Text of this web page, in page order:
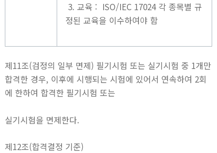
3. 교육 : ISO/IEC 17024 각 종목별 규
정된 교육을 이수하여야 함
제11조(검정의 일부 면제) 필기시험 또는 실기시험 중 1개만
합격한 경우, 이후에 시행되는 시험에 있어서 연속하여 2회
에 한하여 합격한 필기시험 또는
실기시험을 면제한다.
제12조(합격결정 기준)